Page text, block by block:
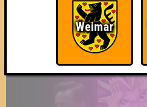
The Last of Us Wir sind
Weimar